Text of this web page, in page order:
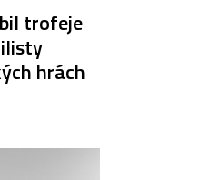
trofeje
hrách